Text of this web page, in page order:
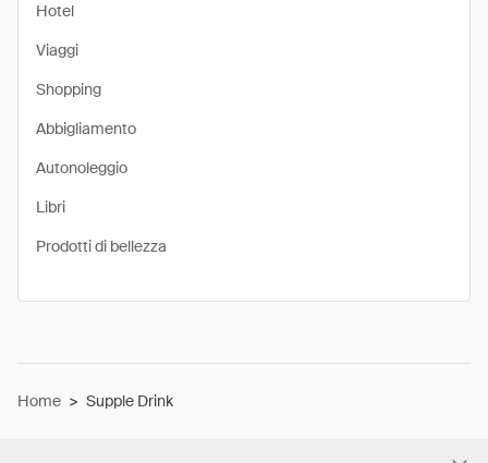
Hotel
Viaggi
Shopping
Abbigliamento
Autonoleggio
Libri
Prodotti di bellezza
Home > Supple Drink